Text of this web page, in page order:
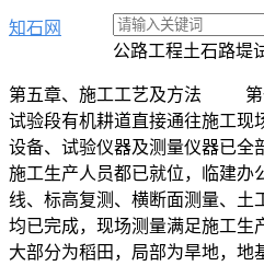
知石网
公路工程土石路堤
第五章、施工工艺及方法
试验段有机耕道直接通往施工现
设备、试验仪器及测量仪器已全
施工生产人员都已就位，临建办
线、标高复测、横断面测量、土
均已完成，现场测量满足施工生
大部分为稻田，局部为旱地，地